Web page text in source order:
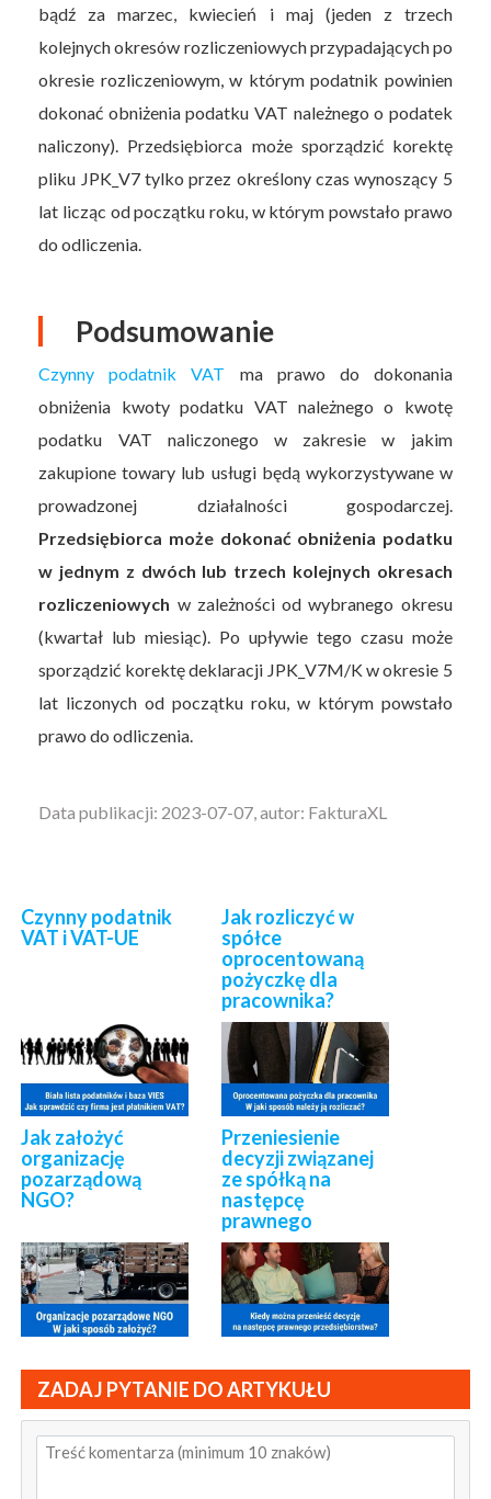
bądź za marzec, kwiecień i maj (jeden z trzech
kolejnych okresów rozliczeniowych przypadających po
okresie rozliczeniowym, w którym podatnik powinien
dokonać obniżenia podatku VAT należnego o podatek
naliczony). Przedsiębiorca może sporządzić korektę
pliku JPK_V7 tylko przez określony czas wynoszący 5
lat licząc od początku roku, w którym powstało prawo
do odliczenia.
Podsumowanie
Czynny podatnik VAT ma prawo do dokonania
obniżenia kwoty podatku VAT należnego o kwotę
podatku VAT naliczonego w zakresie w jakim
zakupione towary lub usługi będą wykorzystywane w
prowadzonej działalności gospodarczej.
Przedsiębiorca może dokonać obniżenia podatku
w jednym z dwóch lub trzech kolejnych okresach
rozliczeniowych w zależności od wybranego okresu
(kwartał lub miesiąc). Po upływie tego czasu może
sporządzić korektę deklaracji JPK_V7M/K w okresie 5
lat liczonych od początku roku, w którym powstało
prawo do odliczenia.
Data publikacji: 2023-07-07, autor: FakturaXL
Czynny podatnik
VAT i VAT-UE
Jak rozliczyć w
spółce
oprocentowaną
pożyczkę dla
pracownika?
Jak założyć
organizację
pozarządową
NGO?
Przeniesienie
decyzji związanej
ze spółką na
następcę
prawnego
ZADAJ PYTANIE DO ARTYKUŁU